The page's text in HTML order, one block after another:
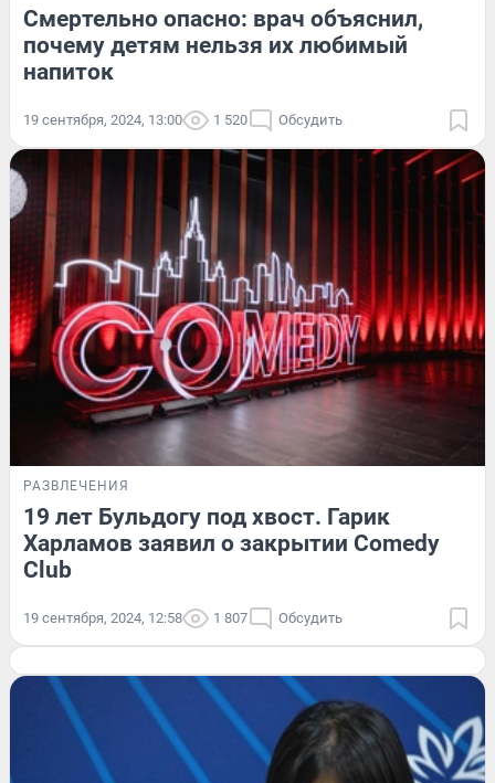
Смертельно опасно: врач объяснил,
почему детям нельзя их любимый
напиток
19 сентября, 2024, 13:00 1 520 Обсудить
РАЗВЛЕЧЕНИЯ
19 лет Бульдогу под хвост. Гарик
Харламов заявил о закрытии Comedy
Club
19 сентября, 2024, 12:58 1 807 Обсудить